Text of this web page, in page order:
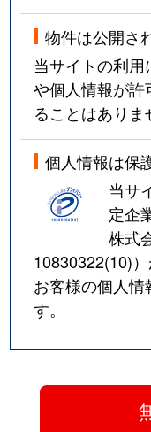
物件は公開さ
当サイトの利
や個人情報が
ることはありま
個人情報は保
当サ
定企
株式
10830322(10)
お客様の個人情
す。